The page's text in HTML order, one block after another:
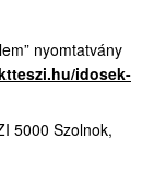
nyomtatvány
idosek-
5000 Szolnok,